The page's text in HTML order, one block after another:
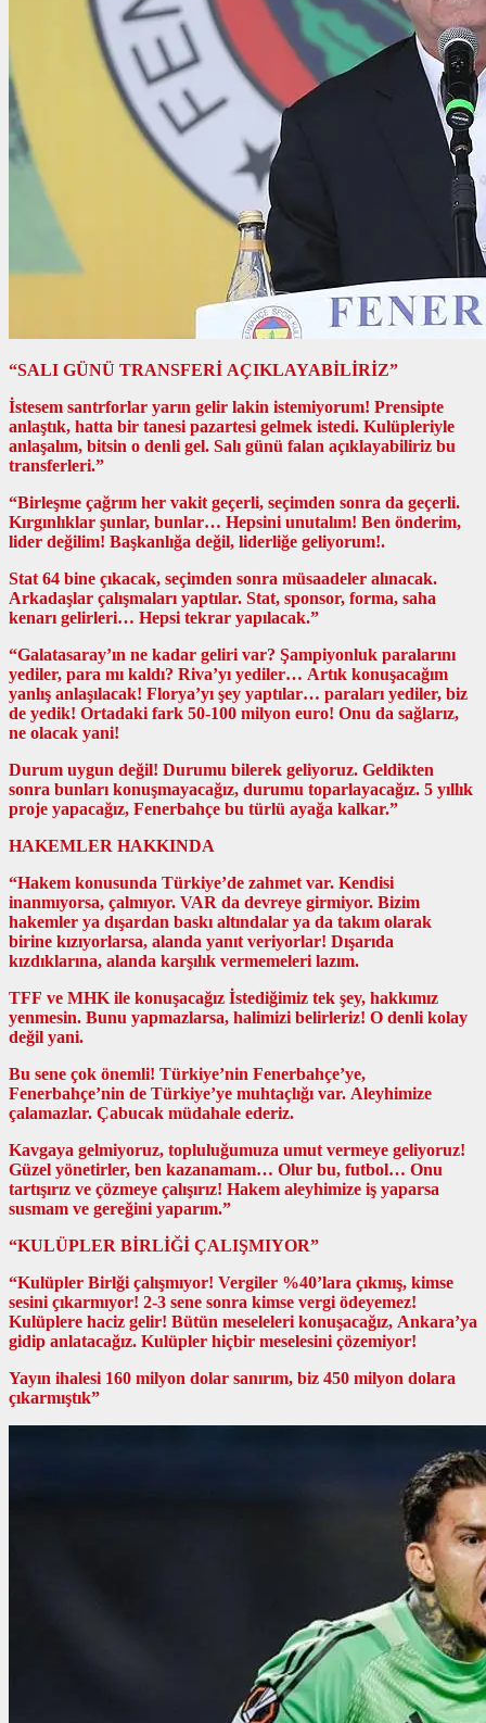
“SALI GÜNÜ TRANSFERİ AÇIKLAYABİLİRİZ”
İstesem santrforlar yarın gelir lakin istemiyorum! Prensipte
anlaştık, hatta bir tanesi pazartesi gelmek istedi. Kulüpleriyle
anlaşalım, bitsin o denli gel. Salı günü falan açıklayabiliriz bu
transferleri.”
“Birleşme çağrım her vakit geçerli, seçimden sonra da geçerli.
Kırgınlıklar şunlar, bunlar… Hepsini unutalım! Ben önderim,
lider değilim! Başkanlığa değil, liderliğe geliyorum!.
Stat 64 bine çıkacak, seçimden sonra müsaadeler alınacak.
Arkadaşlar çalışmaları yaptılar. Stat, sponsor, forma, saha
kenarı gelirleri… Hepsi tekrar yapılacak.”
“Galatasaray’ın ne kadar geliri var? Şampiyonluk paralarını
yediler, para mı kaldı? Riva’yı yediler… Artık konuşacağım
yanlış anlaşılacak! Florya’yı şey yaptılar… paraları yediler, biz
de yedik! Ortadaki fark 50-100 milyon euro! Onu da sağlarız,
ne olacak yani!
Durum uygun değil! Durumu bilerek geliyoruz. Geldikten
sonra bunları konuşmayacağız, durumu toparlayacağız. 5 yıllık
proje yapacağız, Fenerbahçe bu türlü ayağa kalkar.”
HAKEMLER HAKKINDA
“Hakem konusunda Türkiye’de zahmet var. Kendisi
inanmıyorsa, çalmıyor. VAR da devreye girmiyor. Bizim
hakemler ya dışardan baskı altındalar ya da takım olarak
birine kızıyorlarsa, alanda yanıt veriyorlar! Dışarıda
kızdıklarına, alanda karşılık vermemeleri lazım.
TFF ve MHK ile konuşacağız İstediğimiz tek şey, hakkımız
yenmesin. Bunu yapmazlarsa, halimizi belirleriz! O denli kolay
değil yani.
Bu sene çok önemli! Türkiye’nin Fenerbahçe’ye,
Fenerbahçe’nin de Türkiye’ye muhtaçlığı var. Aleyhimize
çalamazlar. Çabucak müdahale ederiz.
Kavgaya gelmiyoruz, topluluğumuza umut vermeye geliyoruz!
Güzel yönetirler, ben kazanamam… Olur bu, futbol… Onu
tartışırız ve çözmeye çalışırız! Hakem aleyhimize iş yaparsa
susmam ve gereğini yaparım.”
“KULÜPLER BİRLİĞİ ÇALIŞMIYOR”
“Kulüpler Birlği çalışmıyor! Vergiler %40’lara çıkmış, kimse
sesini çıkarmıyor! 2-3 sene sonra kimse vergi ödeyemez!
Kulüplere haciz gelir! Bütün meseleleri konuşacağız, Ankara’ya
gidip anlatacağız. Kulüpler hiçbir meselesini çözemiyor!
Yayın ihalesi 160 milyon dolar sanırım, biz 450 milyon dolara
çıkarmıştık”